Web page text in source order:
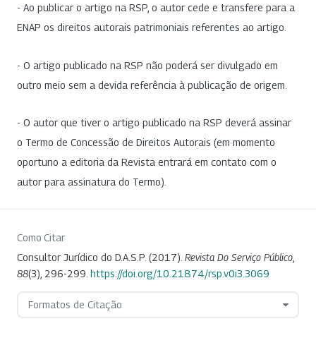
- Ao publicar o artigo na RSP, o autor cede e transfere para a
ENAP os direitos autorais patrimoniais referentes ao artigo.
- O artigo publicado na RSP não poderá ser divulgado em
outro meio sem a devida referência à publicação de origem.
- O autor que tiver o artigo publicado na RSP deverá assinar
o Termo de Concessão de Direitos Autorais (em momento
oportuno a editoria da Revista entrará em contato com o
autor para assinatura do Termo).
Como Citar
Consultor Jurídico do D.A.S.P. (2017). Revista Do Serviço Público
88(3), 296-299. https://doi.org/10.21874/rsp.v0i3.3069
Formatos de Citação